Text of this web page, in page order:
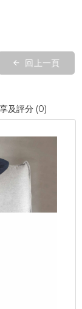
回上一頁
及評分 (0)